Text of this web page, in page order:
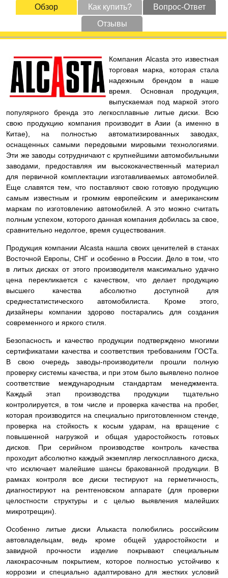
Обзор Как купить?
Вопрос-Ответ
Отзывы
Компания Alcasta это известная
торговая марка, которая стала
надежным брендом в наше
время. Основная продукция,
выпускаемая под маркой этого
популярного бренда это легкосплавные литые диски. Всю
свою продукцию компания производит в Азии (а именно в
Китае), на полностью автоматизированных заводах,
оснащенных самыми передовыми мировыми технологиями.
Эти же заводы сотрудничают с крупнейшими автомобильными
заводами, предоставляя им высококачественный материал
для первичной комплектации изготавливаемых автомобилей.
Еще славятся тем, что поставляют свою готовую продукцию
самым известным и громким европейским и американским
маркам по изготовлению автомобилей. А это можно считать
полным успехом, которого данная компания добилась за свое,
сравнительно недолгое, время существования.
Продукция компании Alcasta нашла своих ценителей в станах
Восточной Европы, СНГ и особенно в России. Дело в том, что
в литых дисках от этого производителя максимально удачно
цена перекликается с качеством, что делает продукцию
высшего качества абсолютно доступной для
среднестатистического автомобилиста. Кроме этого,
дизайнеры компании здорово постарались для создания
современного и яркого стиля.
Безопасность и качество продукции подтверждено многими
сертификатами качества и соответствия требованиям ГОСТа.
В свою очередь заводы-производители прошли полную
проверку системы качества, и при этом было выявлено полное
соответствие международным стандартам менеджмента.
Каждый этап производства продукции тщательно
контролируется, в том числе и проверка качества на пробег,
которая производится на специально приготовленном стенде,
проверка на стойкость к косым ударам, на вращение с
повышенной нагрузкой и общая ударостойкость готовых
дисков. При серийном производстве контроль качества
проходит абсолютно каждый экземпляр легкосплавного диска,
что исключает малейшие шансы бракованной продукции. В
рамках контроля все диски тестируют на герметичность,
диагностируют на рентгеновском аппарате (для проверки
целостности структуры и с целью выявления малейших
микротрещин).
Особенно литые диски Алькаста полюбились российским
автовладельцам, ведь кроме общей ударостойкости и
завидной прочности изделие покрывают специальным
лакокрасочным покрытием, которое полностью устойчиво к
коррозии и специально адаптировано для жестких условий